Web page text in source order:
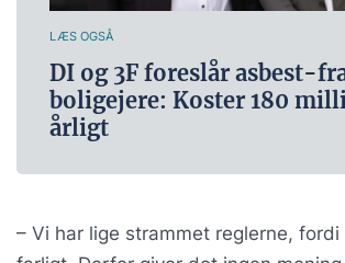
LÆS OGSÅ
DI og 3F foreslår asbest-
boligejere: Koster 180
årligt
– Vi har lige strammet reglerne,